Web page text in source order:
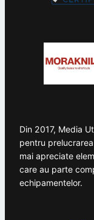
Din 2017, Media
pentru
mai apreciate
care au parte
echipamentelor.